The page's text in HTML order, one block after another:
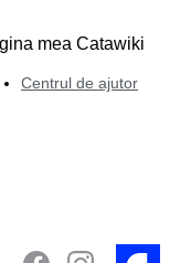
mea Catawiki
Centrul de ajutor